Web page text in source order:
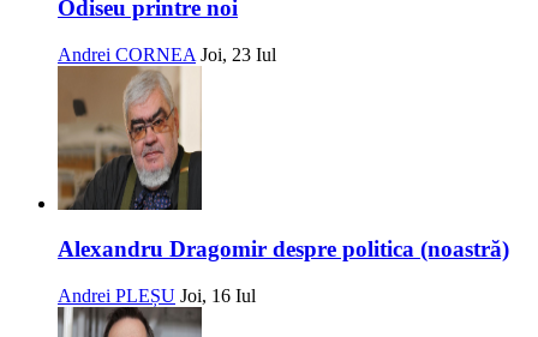
Odiseu printre noi
Andrei CORNEA Joi, 23 Iul
Alexandru Dragomir despre politica (noastră)
Andrei PLEȘU Joi, 16 Iul